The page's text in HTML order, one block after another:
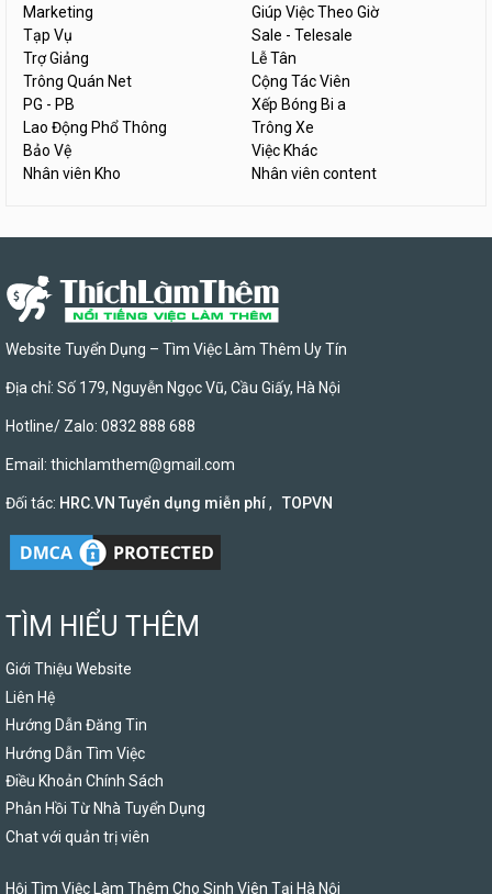
Marketing
Giúp Việc Theo Giờ
Tạp Vụ
Sale - Telesale
Trợ Giảng
Lễ Tân
Trông Quán Net
Cộng Tác Viên
PG - PB
Xếp Bóng Bi a
Lao Động Phổ Thông
Trông Xe
Bảo Vệ
Việc Khác
Nhân viên Kho
Nhân viên content
Website Tuyển Dụng – Tìm Việc Làm Thêm Uy Tín
Địa chỉ: Số 179, Nguyễn Ngọc Vũ, Cầu Giấy, Hà Nội
Hotline/ Zalo: 0832 888 688
Email: thichlamthem@gmail.com
Đối tác: HRC.VN Tuyển dụng miễn phí, TOPVN
TÌM HIỂU THÊM
Giới Thiệu Website
Liên Hệ
Hướng Dẫn Đăng Tin
Hướng Dẫn Tìm Việc
Điều Khoản Chính Sách
Phản Hồi Từ Nhà Tuyển Dụng
Chat với quản trị viên
Hội Tìm Việc Làm Thêm Cho Sinh Viên Tại Hà Nội